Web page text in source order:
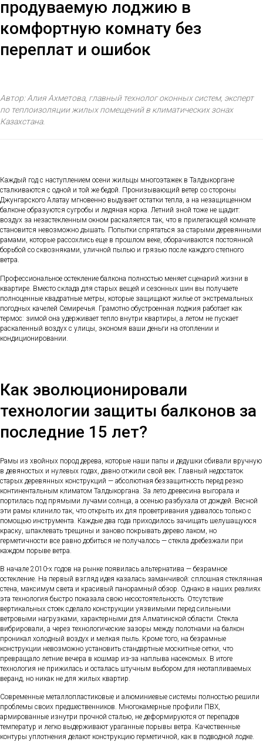
продуваемую лоджию в
комфортную комнату без
переплат и ошибок
Автор: Алия Ахметова, главный технолог оконных систем, эксперт
по теплоизоляции жилых помещений в климатических зонах
Казахстана.
Каждый год с наступлением осени жильцы многоэтажек в Талдыкоргане
сталкиваются с одной и той же бедой. Пронизывающий ветер со стороны
Джунгарского Алатау мгновенно выдувает остатки тепла, а на незащищенном
балконе образуются сугробы и ледяная корка. Летний зной тоже не щадит:
воздух за незастекленным окном раскаляется так, что в прилегающей комнате
становится невозможно дышать. Попытки спрятаться за старыми деревянными
рамами, которые рассохлись еще в прошлом веке, оборачиваются постоянной
борьбой со сквозняками, уличной пылью и грязью после каждого степного
ветра.
Профессиональное остекление балкона полностью меняет сценарий жизни в
квартире. Вместо склада для старых вещей и сезонных шин вы получаете
полноценные квадратные метры, которые защищают жилье от экстремальных
погодных качелей Семиречья. Грамотно обустроенная лоджия работает как
термос: зимой она удерживает тепло внутри квартиры, а летом не пускает
раскаленный воздух с улицы, экономя ваши деньги на отоплении и
кондиционировании.
Как эволюционировали
технологии защиты балконов за
последние 15 лет?
Рамы из хвойных пород дерева, которые наши папы и дедушки сбивали вручную
в девяностых и нулевых годах, давно отжили свой век. Главный недостаток
старых деревянных конструкций — абсолютная беззащитность перед резко
континентальным климатом Талдыкоргана. За лето древесина выгорала и
портилась под прямыми лучами солнца, а осенью разбухала от дождей. Весной
эти рамы клинило так, что открыть их для проветривания удавалось только с
помощью инструмента. Каждые два года приходилось зачищать шелушащуюся
краску, шпаклевать трещины и заново покрывать дерево лаком, но
герметичности все равно добиться не получалось — стекла дребезжали при
каждом порыве ветра.
В начале 2010-х годов на рынке появилась альтернатива — безрамное
остекление. На первый взгляд идея казалась заманчивой: сплошная стеклянная
стена, максимум света и красивый панорамный обзор. Однако в наших реалиях
эта технология быстро показала свою несостоятельность. Отсутствие
вертикальных стоек сделало конструкции уязвимыми перед сильными
ветровыми нагрузками, характерными для Алматинской области. Стекла
вибрировали, а через технологические зазоры между полотнами на балкон
проникал холодный воздух и мелкая пыль. Кроме того, на безрамные
конструкции невозможно установить стандартные москитные сетки, что
превращало летние вечера в кошмар из-за наплыва насекомых. В итоге
технология не прижилась и осталась штучным выбором для неотапливаемых
веранд, но никак не для жилых квартир.
Современные металлопластиковые и алюминиевые системы полностью решили
проблемы своих предшественников. Многокамерные профили ПВХ,
армированные изнутри прочной сталью, не деформируются от перепадов
температур и легко выдерживают ураганные порывы ветра. Качественные
контуры уплотнения делают конструкцию герметичной, как в подводной лодке.